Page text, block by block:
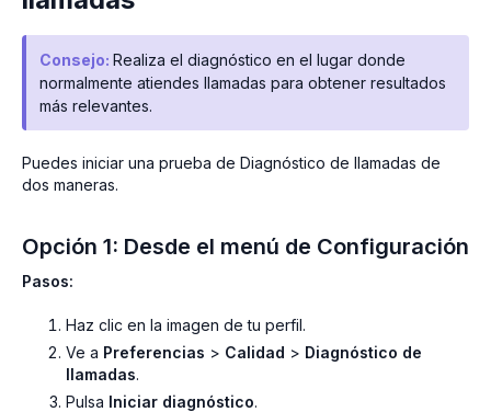
Consejo: Realiza el diagnóstico en el lugar donde
normalmente atiendes llamadas para obtener resultados
más relevantes.
Puedes iniciar una prueba de Diagnóstico de llamadas de
dos maneras.
Opción 1: Desde el menú de Configuración
Pasos:
Haz clic en la imagen de tu perfil.
Ve a Preferencias > Calidad > Diagnóstico de
llamadas.
Pulsa Iniciar diagnóstico.